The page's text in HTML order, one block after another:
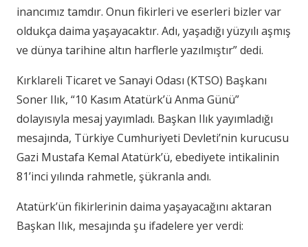
inancımız tamdır. Onun fikirleri ve eserleri bizler var
oldukça daima yaşayacaktır. Adı, yaşadığı yüzyılı aşmış
ve dünya tarihine altın harflerle yazılmıştır” dedi.
Kırklareli Ticaret ve Sanayi Odası (KTSO) Başkanı
Soner Ilık, “10 Kasım Atatürk’ü Anma Günü”
dolayısıyla mesaj yayımladı. Başkan Ilık yayımladığı
mesajında, Türkiye Cumhuriyeti Devleti’nin kurucusu
Gazi Mustafa Kemal Atatürk’ü, ebediyete intikalinin
81’inci yılında rahmetle, şükranla andı.
Atatürk’ün fikirlerinin daima yaşayacağını aktaran
Başkan Ilık, mesajında şu ifadelere yer verdi: